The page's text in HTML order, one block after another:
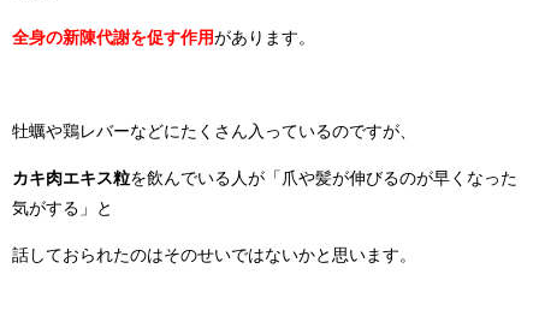
全身の新陳代謝を促す作用があります。
牡蠣や鶏レバーなどにたくさん入っているのですが、
カキ肉エキス粒を飲んでいる人が「爪や髪が伸びるのが早くなった
気がする」と
話しておられたのはそのせいではないかと思います。